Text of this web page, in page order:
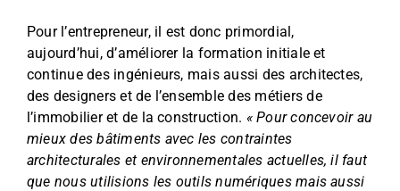
Pour l’entrepreneur, il est donc primordial,
aujourd’hui, d’améliorer la formation initiale et
continue des ingénieurs, mais aussi des architectes,
des designers et de l’ensemble des métiers de
l’immobilier et de la construction. « Pour concevoir au
mieux des bâtiments avec les contraintes
architecturales et environnementales actuelles, il faut
que nous utilisions les outils numériques mais aussi